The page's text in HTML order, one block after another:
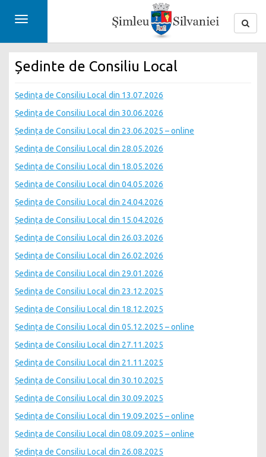
Toggle
Ședinte de Consiliu Local
Ședința de Consiliu Local din 13.07.2026
Ședința de Consiliu Local din 30.06.2026
Ședința de Consiliu Local din 23.06.2025 – online
Ședința de Consiliu Local din 28.05.2026
Ședința de Consiliu Local din 18.05.2026
Ședința de Consiliu Local din 04.05.2026
Ședința de Consiliu Local din 24.04.2026
Ședința de Consiliu Local din 15.04.2026
Ședința de Consiliu Local din 26.03.2026
Ședința de Consiliu Local din 26.02.2026
Ședința de Consiliu Local din 29.01.2026
Ședința de Consiliu Local din 23.12.2025
Ședința de Consiliu Local din 18.12.2025
Ședința de Consiliu Local din 05.12.2025 – online
Ședința de Consiliu Local din 27.11.2025
Ședința de Consiliu Local din 21.11.2025
Ședința de Consiliu Local din 30.10.2025
Ședința de Consiliu Local din 30.09.2025
Ședința de Consiliu Local din 19.09.2025 – online
Ședința de Consiliu Local din 08.09.2025 – online
Ședința de Consiliu Local din 26.08.2025